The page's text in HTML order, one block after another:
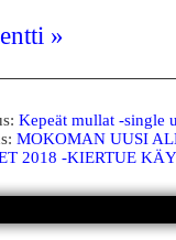
»
Kepeät mullat -single
MOKOMAN UUSI
2018 -KIERTUE